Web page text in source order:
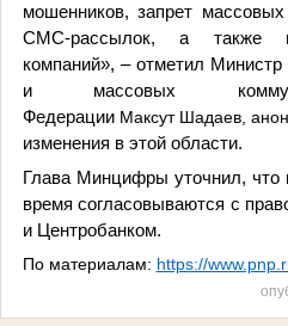
мошенников, запрет
СМС-рассылок, а также
компаний», –отметил Министр
и массовых
ФедерацииМаксутШадаев,
изменения в этой области.
Глава Минцифры уточнил, что
время согласовываются с
и Центробанком.
По материалам: https://